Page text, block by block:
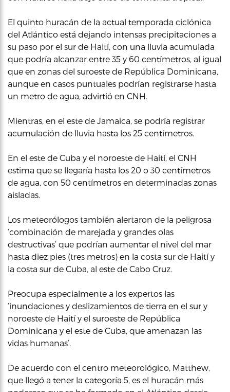
El quinto huracán de la actual temporada ciclónica
del Atlántico está dejando intensas precipitaciones a
su paso por el sur de Haití, con una lluvia acumulada
que podría alcanzar entre 35 y 60 centímetros, al igual
que en zonas del suroeste de República Dominicana,
aunque en casos puntuales podrían registrarse hasta
un metro de agua, advirtió en CNH.
Mientras, en el este de Jamaica, se podría registrar
acumulación de lluvia hasta los 25 centímetros.
En el este de Cuba y el noroeste de Haití, el CNH
estima que se llegaría hasta los 20 o 30 centímetros
de agua, con 50 centímetros en determinadas zonas
aisladas.
Los meteorólogos también alertaron de la peligrosa
‘combinación de marejada y grandes olas
destructivas’ que podrían aumentar el nivel del mar
hasta diez pies (tres metros) en la costa sur de Haití y
la costa sur de Cuba, al este de Cabo Cruz.
Preocupa especialmente a los expertos las
‘inundaciones y deslizamientos de tierra en el sur y
noroeste de Haití y el suroeste de República
Dominicana y el este de Cuba, que amenazan las
vidas humanas’.
De acuerdo con el centro meteorológico, Matthew,
que llegó a tener la categoría 5, es el huracán más